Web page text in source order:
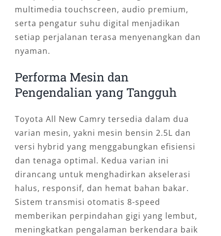
multimedia touchscreen, audio premium,
serta pengatur suhu digital menjadikan
setiap perjalanan terasa menyenangkan dan
nyaman.
Performa Mesin dan
Pengendalian yang Tangguh
Toyota All New Camry tersedia dalam dua
varian mesin, yakni mesin bensin 2.5L dan
versi hybrid yang menggabungkan efisiensi
dan tenaga optimal. Kedua varian ini
dirancang untuk menghadirkan akselerasi
halus, responsif, dan hemat bahan bakar.
Sistem transmisi otomatis 8-speed
memberikan perpindahan gigi yang lembut,
meningkatkan pengalaman berkendara baik